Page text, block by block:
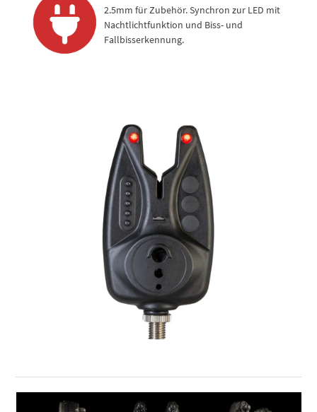
2.5mm für Zubehör. Synchron zur LED mit
Nachtlichtfunktion und Biss- und
Fallbisserkennung.